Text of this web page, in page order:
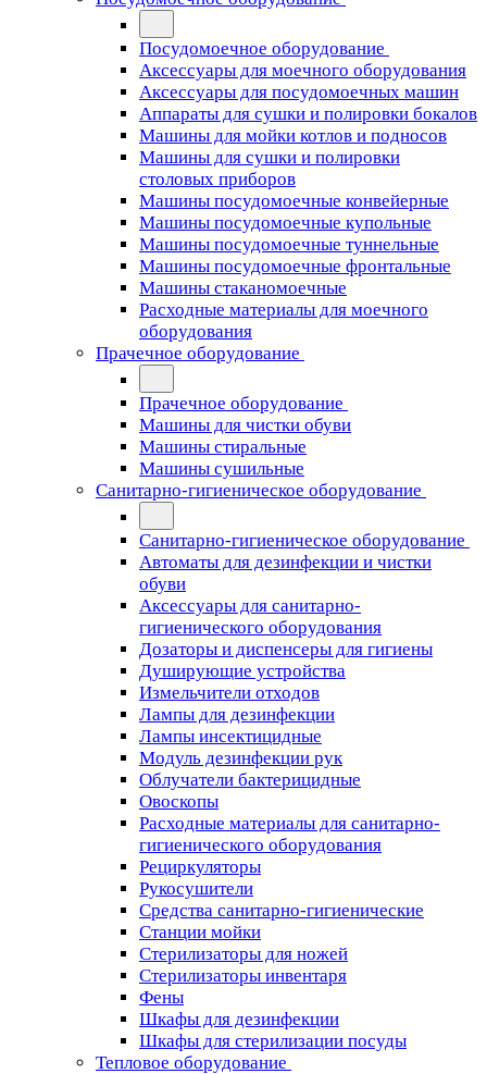
Посудомоечное оборудование
Аксессуары для моечного оборудования
Аксессуары для посудомоечных машин
Аппараты для сушки и полировки бокалов
Машины для мойки котлов и подносов
Машины для сушки и полировки
столовых приборов
Машины посудомоечные конвейерные
Машины посудомоечные купольные
Машины посудомоечные туннельные
Машины посудомоечные фронтальные
Машины стаканомоечные
Расходные материалы для моечного
оборудования
Прачечное оборудование
Прачечное оборудование
Машины для чистки обуви
Машины стиральные
Машины сушильные
Санитарно-гигиеническое оборудование
Санитарно-гигиеническое оборудование
Автоматы для дезинфекции и чистки
обуви
Аксессуары для санитарно-
гигиенического оборудования
Дозаторы и диспенсеры для гигиены
Душирующие устройства
Измельчители отходов
Лампы для дезинфекции
Лампы инсектицидные
Модуль дезинфекции рук
Облучатели бактерицидные
Овоскопы
Расходные материалы для санитарно-
гигиенического оборудования
Рециркуляторы
Рукосушители
Средства санитарно-гигиенические
Станции мойки
Стерилизаторы для ножей
Стерилизаторы инвентаря
Фены
Шкафы для дезинфекции
Шкафы для стерилизации посуды
Тепловое оборудование